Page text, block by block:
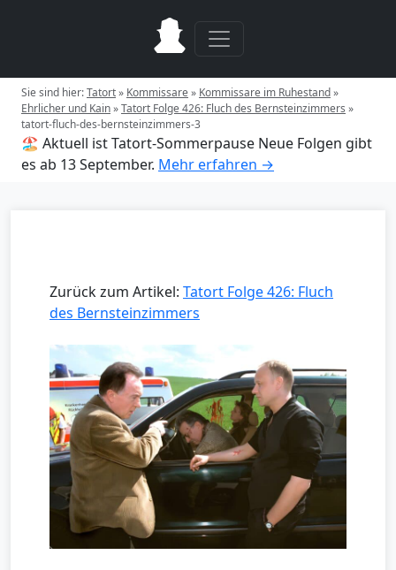
Sie sind hier:Tatort» Kommissare» Kommissare im Ruhestand»
Ehrlicher und Kain»Tatort Folge 426: Fluch des Bernsteinzimmers »
tatort-fluch-des-bernsteinzimmers-3
🏖️ Aktuell ist Tatort-Sommerpause Neue Folgen gibt
es ab 13 September. Mehr erfahren →
Zurück zum Artikel: Tatort Folge 426: Fluch
des Bernsteinzimmers